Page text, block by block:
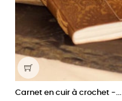
Carnet en cuir à crochet -...